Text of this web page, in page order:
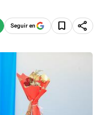
Seguir en